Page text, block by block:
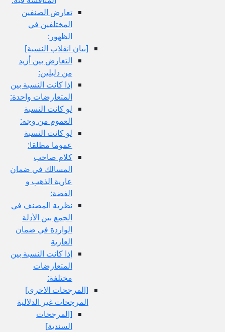
تعارض الصنفين
المختلفين في
الظهور:
[بيان انقلاب النسبة]
التعارض بين أزيد
من دليلين:
إذا كانت النسبة بين
المتعارضات واحدة:
لو كانت النسبة
العموم من وجه:
لو كانت النسبة
عموما مطلقا:
كلام صاحب
المسالك في ضمان
عارية الذهب و
الفضة:
نظرية المصنف في
الجمع بين الأدلة
الواردة في ضمان
إذا كانت النسبة بين
المتعارضات
مختلفة:
[المرجحات الاخرى‏]
المرجحات غير الدلالية
[المرجحات
السندية]